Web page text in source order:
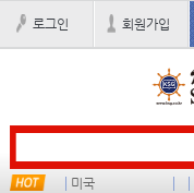
로그인 회원가입
미국